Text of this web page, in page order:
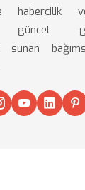
habercilik
güncel
sunan